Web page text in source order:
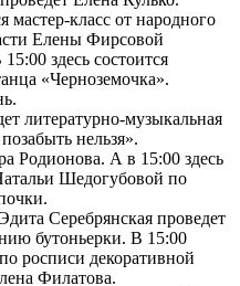
мастер-класс от народного
Елены Фирсовой
здесь состоится
«Черноземочка».
литературно-музыкальная
нельзя».
Родионова. А в 15:00 здесь
Шедогубовой по
Серебрянская проведет
бутоньерки. В 15:00
росписи декоративной
Филатова.